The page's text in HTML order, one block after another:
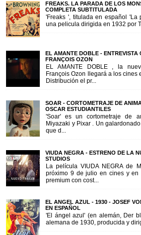
FREAKS. LA PARADA DE LOS
COMPLETA SUBTITULADA
'Freaks ', titulada en español 'La
una pelicula dirigida en 1932 por
EL AMANTE DOBLE - ENTREVISTA
FRANÇOIS OZON
EL AMANTE DOBLE , la
François Ozon llegará a los cines
Distribución el pr...
SOAR - CORTOMETRAJE DE
OSCAR ESTUDIANTILES
'Soar' es un cortometraje de
Miyazaki y Pixar . Un
que d...
VIUDA NEGRA - ESTRENO DE LA
STUDIOS
La película VIUDA NEGRA de
próximo 9 de julio en cines y en
premium con cost...
EL ANGEL AZUL - 1930 - JOSEF
EN ESPAÑOL
'El ángel azul' (en alemán, Der
alemana de 1930, producida y